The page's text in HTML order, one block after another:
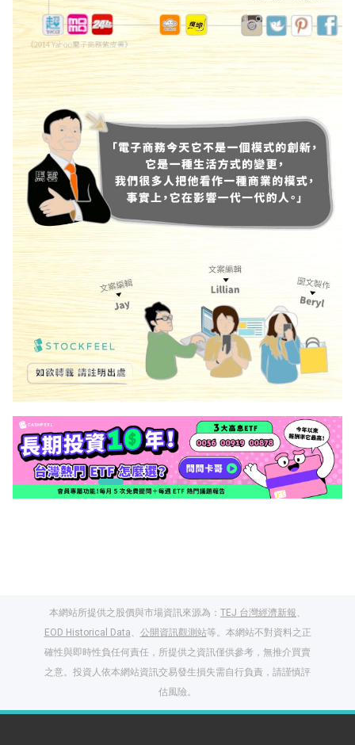
本網站所提供之股價與市場資訊來源為： TEJ 台灣經濟新報、
EOD Historical Data、 公開資訊觀測站等。本網站不對資料之正
確性與即時性負任何責任，所提供之資訊僅供參考，無推介買賣
之意。投資人依本網站資訊交易發生損失需自行負責，請謹慎評
估風險。